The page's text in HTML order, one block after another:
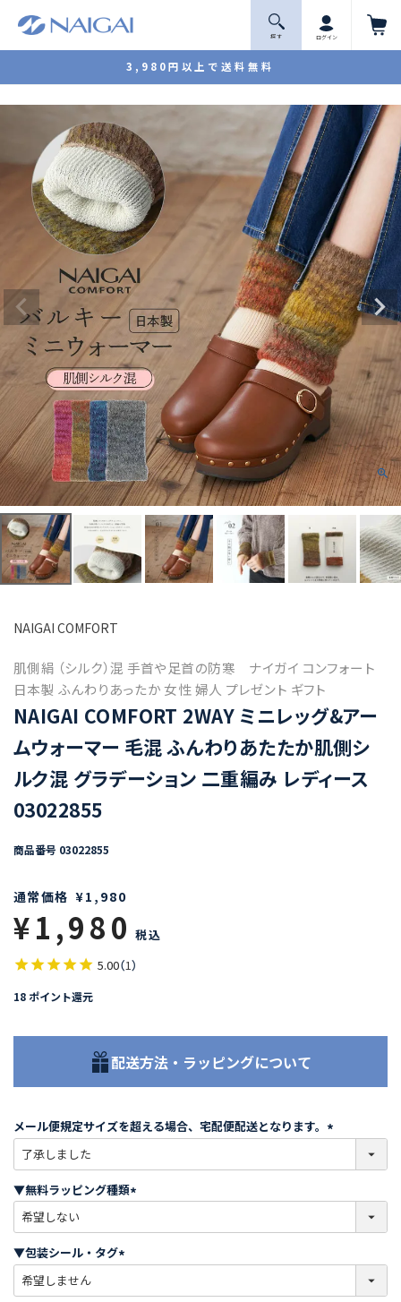
3,980円以上で送料無料
探 す ログイン
NAIGAI COMFORT
肌側絹 （シルク）混 手首や足首の防寒 ナイガイ コンフォート
日本製 ふんわりあったか 女性 婦人 プレゼント ギフト
NAIGAI COMFORT 2WAY ミニレッグ&アー
ムウォーマー 毛混 ふんわりあたたか肌側シ
ルク混 グラデーション 二重編み レディース
03022855
商品番号 03022855
通常価格 ¥1,980
¥1,980 税込
5.00（1）
18 ポイント還元
配送方法・ラッピングについて
メール便規定サイズを超える場合、宅配便配送となります。
必
)
▼無料ラッピング種類
必
)
▼包装シール・タグ
必